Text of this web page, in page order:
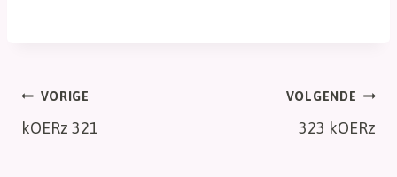
Bericht
navigatie
VORIGE
kOERz 321
VOLGENDE
323 kOERz